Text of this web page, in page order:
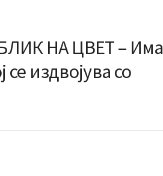
НА ЦВЕТ – Има
издвојува со